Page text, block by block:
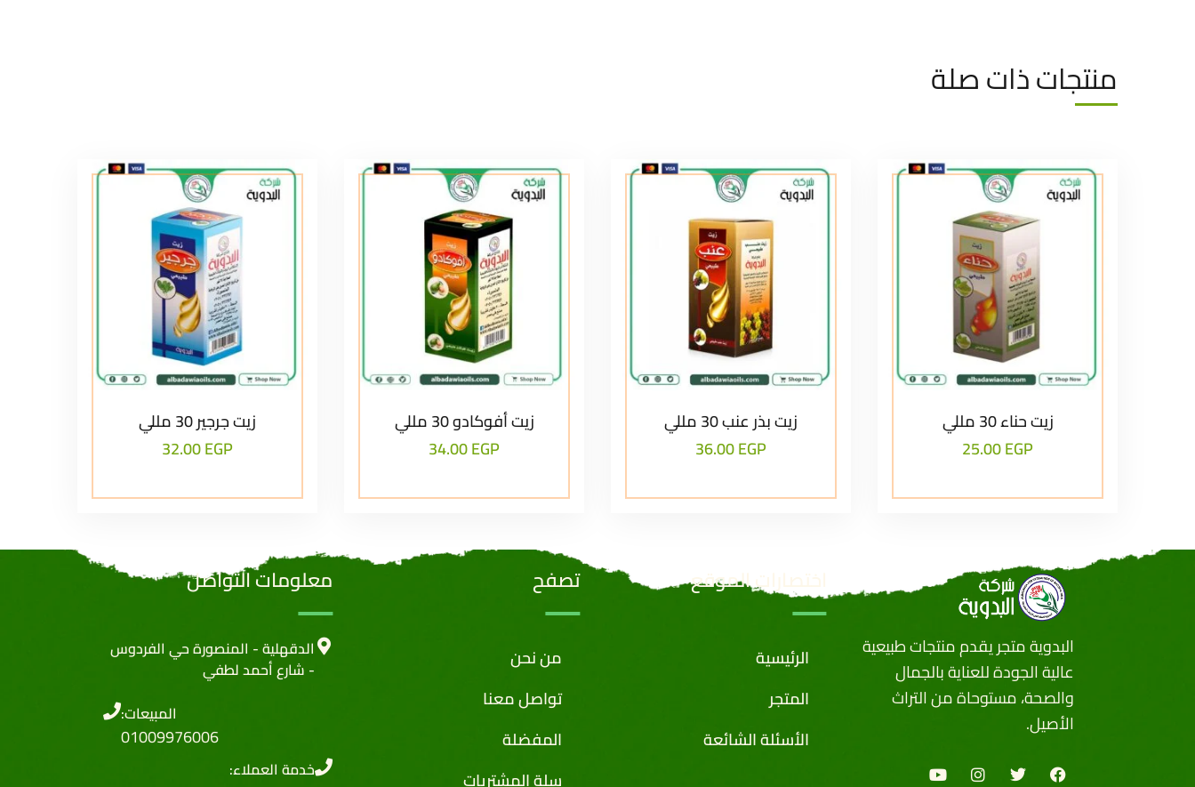
منتجات ذات صلة
زيت حناء 30 مللي
25.00EGP
زيت بذر عنب 30 مللي
36.00EGP
زيت أفوكادو 30 مللي
34.00EGP
زيت جرجير 30 مللي
32.00EGP
البدوية متجر يقدم منتجات طبيعية
عالية الجودة للعناية بالجمال
والصحة، مستوحاة من التراث
الأصيل.
اختصارات الموقع
الرئيسية
المتجر
الأسئلة الشائعة
تصفح
من نحن
تواصل معنا
المفضلة
سلة المشتريات
معلومات التواصل
الدقهلية - المنصورة حي الفردوس
- شارع أحمد لطفي
المبيعات:
01009976006
خدمة العملاء: